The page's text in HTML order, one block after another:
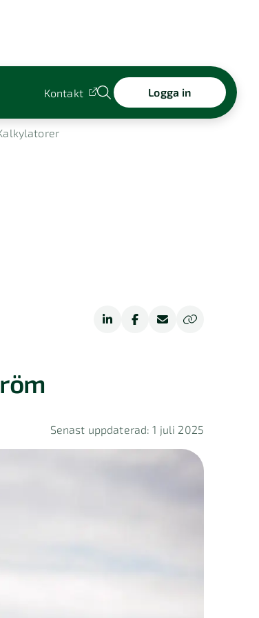
Kontakt Logga in
Senast uppdaterad: 1 juli 2025